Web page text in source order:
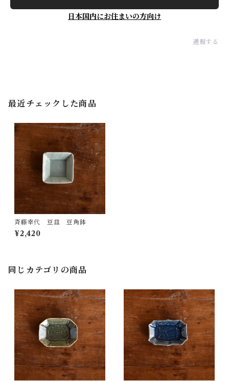
日本国内にお住まいの方向け
通報する
最近チェックした商品
斉藤幸代 豆皿 豆角鉢
¥2,420
同じカテゴリの商品